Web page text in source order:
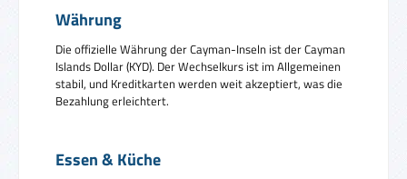
Währung
Die offizielle Währung der Cayman-Inseln ist der Cayman
Islands Dollar (KYD). Der Wechselkurs ist im Allgemeinen
stabil, und Kreditkarten werden weit akzeptiert, was die
Bezahlung erleichtert.
Essen & Küche